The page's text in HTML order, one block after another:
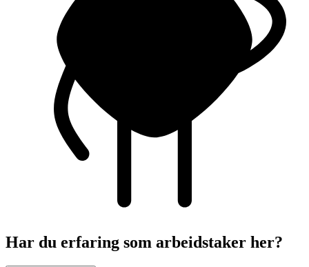
Har du erfaring som arbeidstaker her?